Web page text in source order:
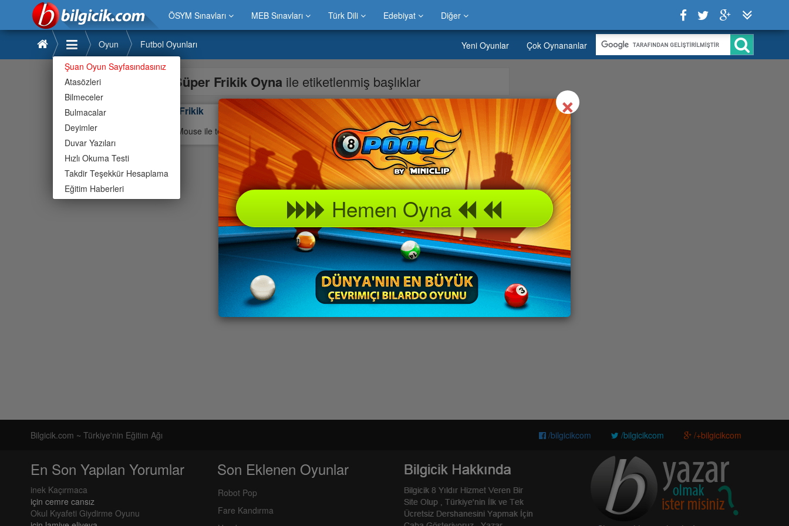
ÖSYM Sınavları MEB Sınavları Türk Dili Edebiyat Diğer
Şuan Oyun Sayfasındasınız
Atasözleri
Bilmeceler
Bulmacalar
Deyimler
Duvar Yazıları
Hızlı Okuma Testi
Takdir Teşekkür Hesaplama
Eğitim Haberleri
Oyun Futbol Oyunları Yeni Oyunlar Çok Oynananlar
Süper Frikik Oyna ile etiketlenmiş başlıklar
Süper Frikik
Oyunu Mouse ile topun hızını ayarlayıp kaleye gol atmaya çalışacaksınız.
Bilgicik.com ~ Türkiye'nin Eğitim Ağı /bilgicikcom /bilgicikcom /+bilgicikcom
En Son Yapılan Yorumlar
inek Kaçırmaca
için cemre cansız
Okul Kıyafeti Giydirme Oyunu
Son Eklenen Oyunlar
Robot Pop
Fare Kandırma
×Close
Hemen Oyna